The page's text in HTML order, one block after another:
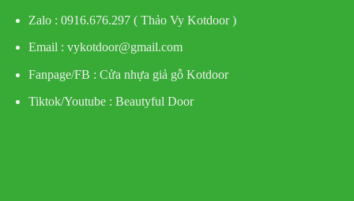
Zalo : 0916.676.297 ( Thảo Vy Kotdoor )
Email : vykotdoor@gmail.com
Fanpage/FB : Cửa nhựa giả gỗ Kotdoor
Tiktok/Youtube : Beautyful Door